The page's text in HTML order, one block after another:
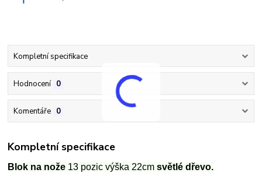
Kompletní specifikace
Hodnocení 0
Komentáře 0
Kompletní specifikace
Blok na nože 13 pozic výška 22cmsvětlé dřevo.